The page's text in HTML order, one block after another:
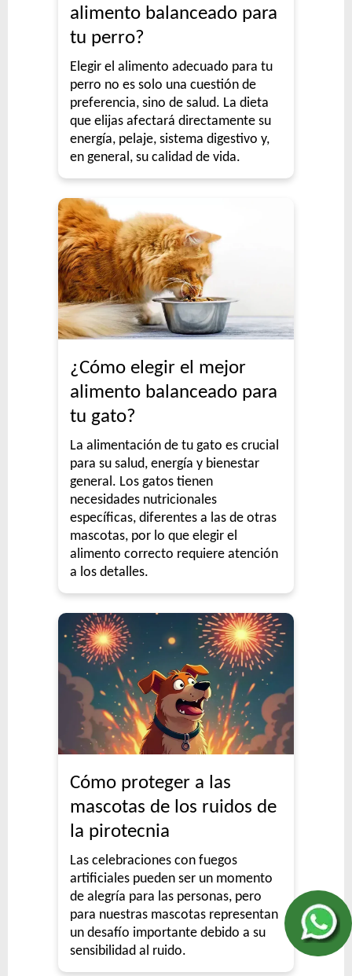
alimento balanceado para
tu perro?
Elegir el alimento adecuado para tu
perro no es solo una cuestión de
preferencia, sino de salud. La dieta
que elijas afectará directamente su
energía, pelaje, sistema digestivo y,
en general, su calidad de vida.
¿Cómo elegir el mejor
alimento balanceado para
tu gato?
La alimentación de tu gato es crucial
para su salud, energía y bienestar
general. Los gatos tienen
necesidades nutricionales
específicas, diferentes a las de otras
mascotas, por lo que elegir el
alimento correcto requiere atención
a los detalles.
Cómo proteger a las
mascotas de los ruidos de
la pirotecnia
Las celebraciones con fuegos
artificiales pueden ser un momento
de alegría para las personas, pero
para nuestras mascotas representan
un desafío importante debido a su
sensibilidad al ruido.